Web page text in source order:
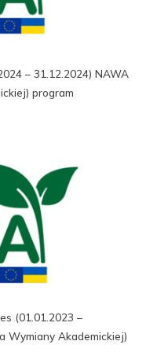
– 31.12.2024) NAWA
program
(01.01.2023 –
Wymiany Akademickiej)